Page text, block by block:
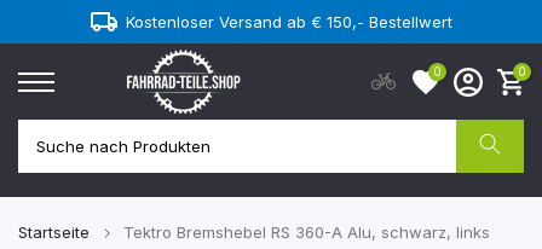
springen
Kostenloser Versand ab € 150,- Bestellwert
0 0
Startseite Tektro Bremshebel RS 360-A Alu, schwarz, links